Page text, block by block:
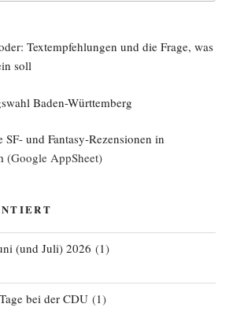
Textempfehlungen und die Frage, was
soll
Baden-Württemberg
und Fantasy-Rezensionen in
(Google AppSheet)
(und Juli) 2026 (1)
bei der CDU(1)